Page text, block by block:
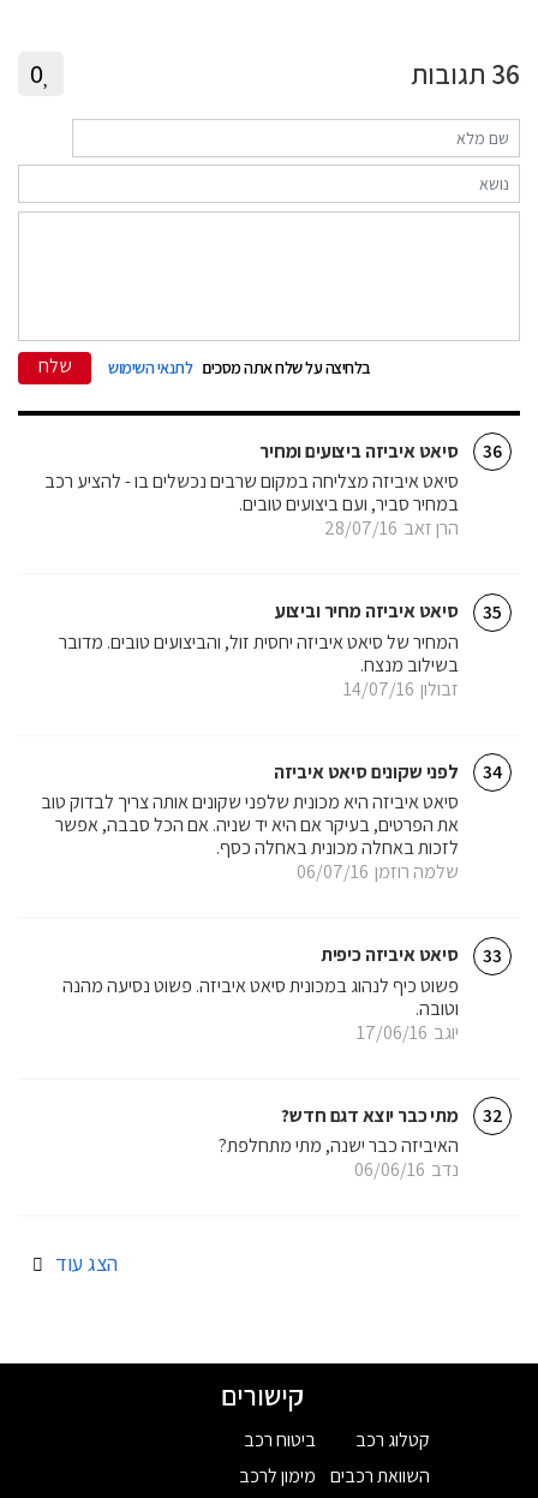
36 תגובות 0
בלחיצה על שלח אתה מסכים לתנאי השימוש שלח
36 סיאט איביזה ביצועים ומחיר
הרן זאב 28/07/16
סיאט איביזה מצליחה במקום שרבים נכשלים בו - להציע רכב
במחיר סביר, ועם ביצועים טובים.
35 סיאט איביזה מחיר וביצוע
זבולון 14/07/16
המחיר של סיאט איביזה יחסית זול, והביצועים טובים. מדובר
בשילוב מנצח.
34 לפני שקונים סיאט איביזה
שלמה רוזמן 06/07/16
סיאט איביזה היא מכונית שלפני שקונים אותה צריך לבדוק טוב
את הפרטים, בעיקר אם היא יד שניה. אם הכל סבבה, אפשר
לזכות באחלה מכונית באחלה כסף.
33 סיאט איביזה כיפית
יוגב 17/06/16
פשוט כיף לנהוג במכונית סיאט איביזה. פשוט נסיעה מהנה
וטובה.
32 מתי כבר יוצא דגם חדש?
נדב 06/06/16
האיביזה כבר ישנה, מתי מתחלפת?
הצג עוד
קישורים
קטלוג רכב
השוואת רכבים
ביטוח רכב
מימון לרכב